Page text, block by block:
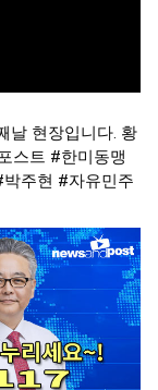
날 현장입니다. 황
스트 #한미동맹
박주현 #자유민주